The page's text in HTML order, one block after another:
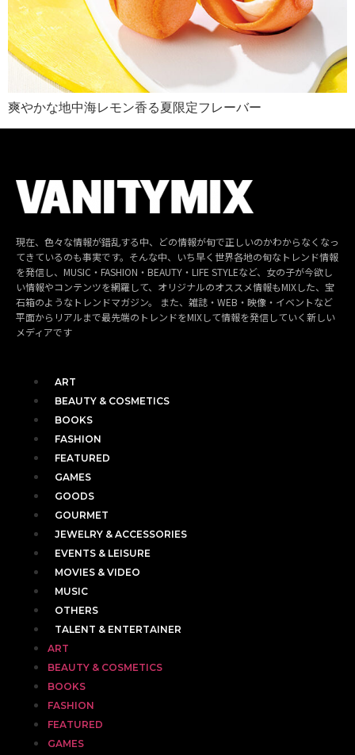
爽やかな地中海レモン香る夏限定フレーバー
現在、色々な情報が錯乱する中、どの情報が旬で正しいのかわからなくなっ
てきているのも事実です。そんな中、いち早く世界各地の旬なトレンド情報
を発信し、MUSIC・FASHION・BEAUTY・LIFE STYLEなど、女の子が今欲し
い情報やコンテンツを網羅して、オリジナルのオススメ情報もMIXした、宝
石箱のようなトレンドマガジン。 また、雑誌・WEB・映像・イベントなど
平面からリアルまで最先端のトレンドをMIXして情報を発信していく新しい
メディアです
ART
BEAUTY & COSMETICS
BOOKS
FASHION
FEATURED
GAMES
GOODS
GOURMET
JEWELRY & ACCESSORIES
EVENTS & LEISURE
MOVIES & VIDEO
MUSIC
OTHERS
TALENT & ENTERTAINER
ART
BEAUTY & COSMETICS
BOOKS
FASHION
FEATURED
GAMES